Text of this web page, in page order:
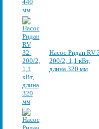
Насос Ридан RV
200/2, 1,1 кВт,
длина 320 мм